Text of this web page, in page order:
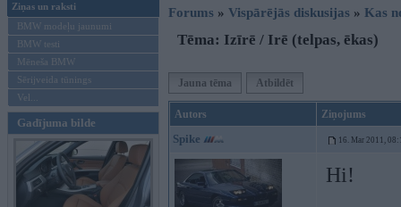
Ziņas un raksti
BMW modeļu jaunumi
BMW testi
Mēneša BMW
Sērijveida tūnings
Vel...
Gadījuma bilde
Forums » Vispārējās diskusijas » Kas
Tēma: Izīrē / Irē (telpas, ēkas)
Jauna tēma Atbildēt
Autors Ziņojums
Spike 16. Mar 2011,
Hi!